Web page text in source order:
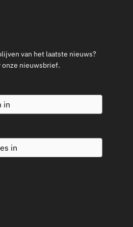
van het laatste nieuws?
onze nieuwsbrief.